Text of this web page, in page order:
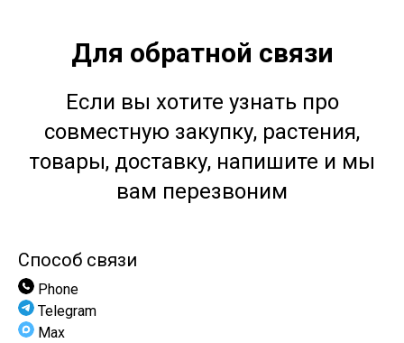
Для обратной связи
Если вы хотите узнать про
совместную закупку, растения,
товары, доставку, напишите и мы
вам перезвоним
Способ связи
Phone
Telegram
Max